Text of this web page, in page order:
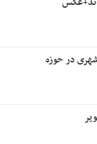
در حوزه